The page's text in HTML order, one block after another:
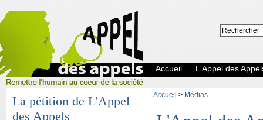
Accueil L'Appel des
La pétition de L'Appel
des Appels
Accueil > Médias